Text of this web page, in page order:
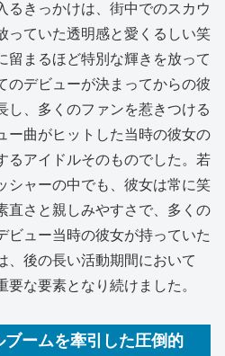
るきっかけは、街中でのスカウ
っていた透明感と愛くるしい笑
留まるほど特別な輝きを放って
のデビューが決まってからの彼
し、多くのファンを惹きつける
ー曲がヒットした当時の彼女の
るアイドルそのものでした。若
シャーの中でも、彼女は常に笑
直さと親しみやすさで、多くの
ビュー当時の彼女が持っていた
、後の長い活動期間において
要な要素となり続けました。
ームを牽引した圧倒的